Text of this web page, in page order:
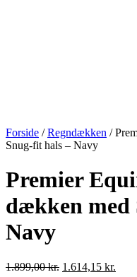
Forside /Regndækken /
Snug-fit hals – Navy
Premier
dækken med
Navy
1.899,00kr. Den
1.614,15 kr.